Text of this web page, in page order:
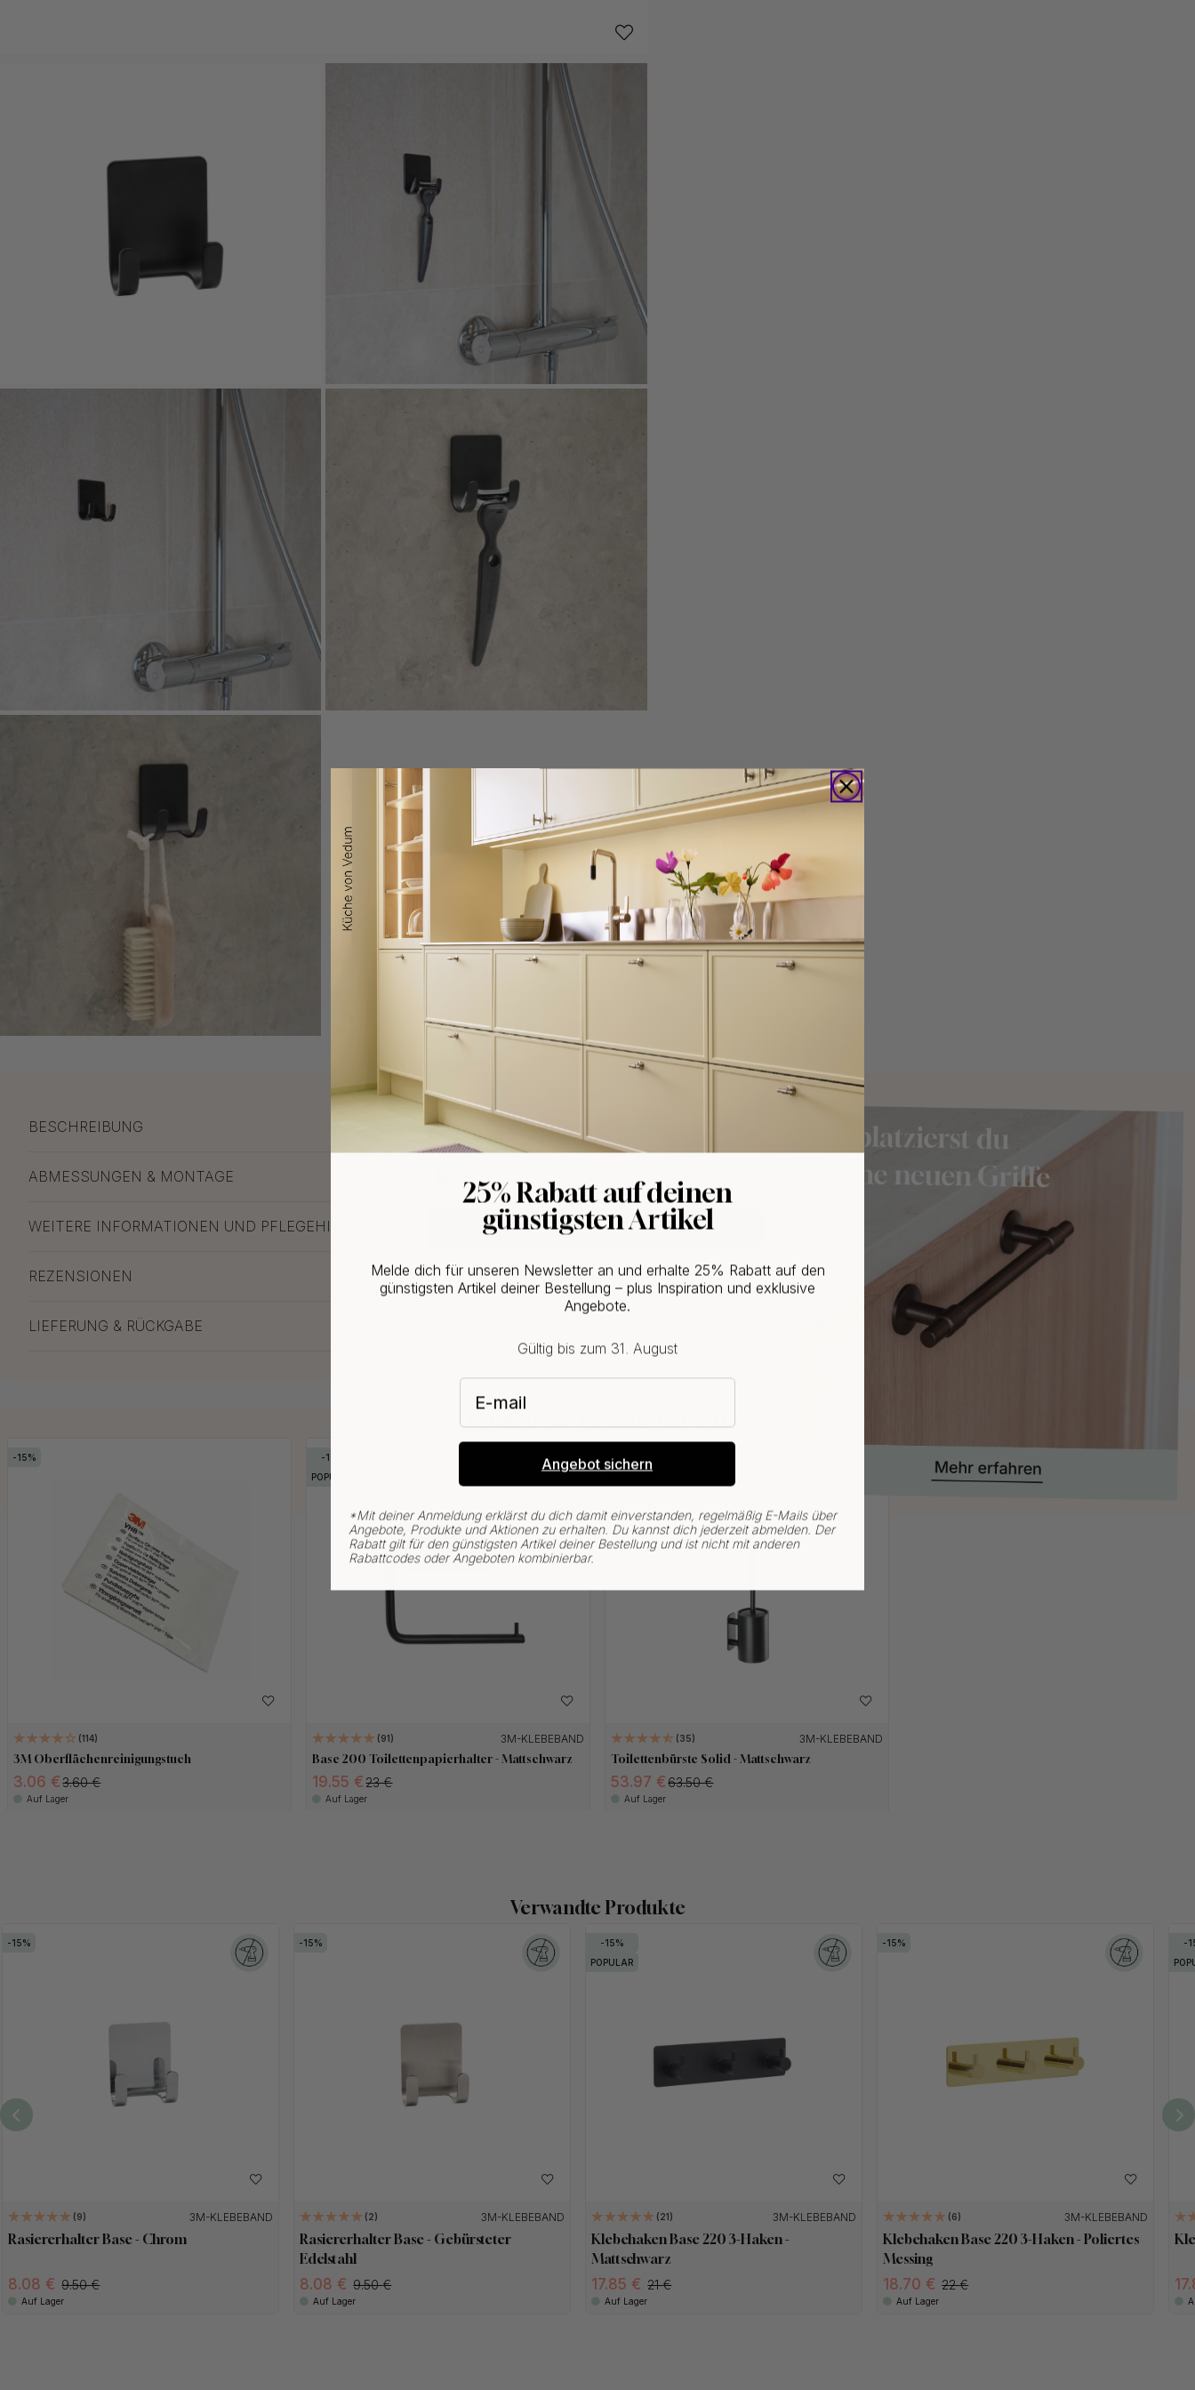
BESCHREIBUNG
ABMESSUNGEN & MONTAGE
WEITERE INFORMATIONEN UND PFLEGEHINWEISE
REZENSIONEN
LIEFERUNG & RÜCKGABE
15
114
3M Oberflächenreinigungstuch
3.06 € 3.60 €
Auf Lager
15
POPULAR
91 3M-KLEBEBAND
Base 200 Toilettenpapierhalter - Mattschwarz
19.55 € 23 €
Auf Lager
15
35 3M-KLEBEBAND
Toilettenbürste Solid - Mattschwarz
53.97 € 63.50 €
Auf Lager
Verwandte Produkte
15
9 3M-KLEBEBAND
Rasiererhalter Base - Chrom
8.08 9.50
Auf Lager
15
2 3M-KLEBEBAND
Rasiererhalter Base - Gebürsteter
Edelstahl
8.08 9.50
Auf Lager
15
POPULAR
21 3M-KLEBEBAND
Klebehaken Base 220 3-Haken -
Mattschwarz
17.85 21
Auf Lager
15
6 3M-KLEBEBAND
Klebehaken Base 220 3-Haken - Poliertes
Messing
18.70 22
Auf Lager
WOULD YOU RATHER VISIT?
EU
CHANGE COUNTRY
25% Rabatt auf deinen
günstigsten Artikel
Melde dich für unseren Newsletter an und erhalte 25% Rabatt auf den
günstigsten Artikel deiner Bestellung – plus Inspiration und exklusive
Angebote.
Gültig bis zum 31. August
E-mail
Angebot sichern
*Mit deiner Anmeldung erklärst du dich damit einverstanden, regelmäßig E-Mails über
Angebote, Produkte und Aktionen zu erhalten. Du kannst dich jederzeit abmelden. Der
Rabatt gilt für den günstigsten Artikel deiner Bestellung und ist nicht mit anderen
Rabattcodes oder Angeboten kombinierbar.